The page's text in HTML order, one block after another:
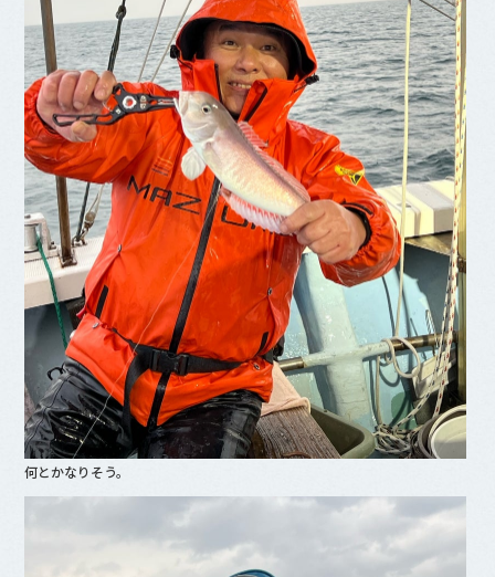
何とかなりそう。